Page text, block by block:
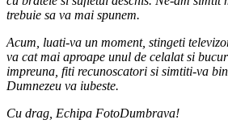
trebuie sa va mai spunem.
Acum, luati-va un moment, stingeti
va cat mai aproape unul de celalat si
impreuna, fiti recunoscatori si simtiti-va
Dumnezeu va iubeste.
Cu drag, Echipa FotoDumbrava!